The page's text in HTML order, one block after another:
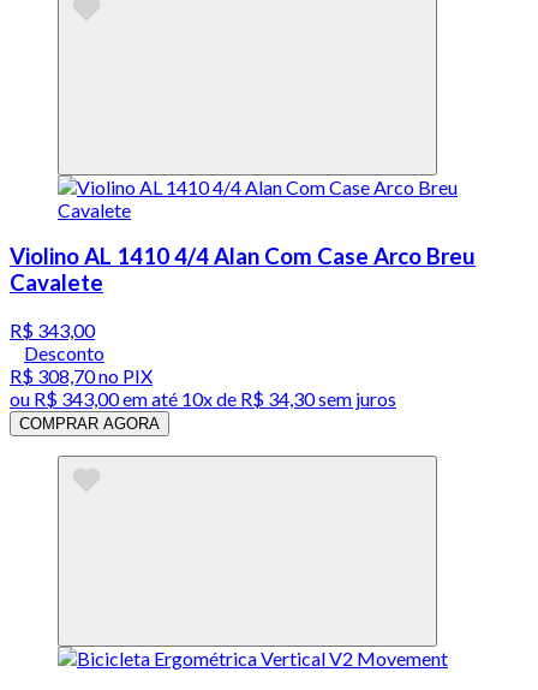
Violino AL 1410 4/4 Alan Com Case Arco Breu
Cavalete
R$ 343,00
Desconto
R$ 308,70no PIX
ou R$ 343,00em até 10x de R$ 34,30 sem juros
COMPRAR AGORA